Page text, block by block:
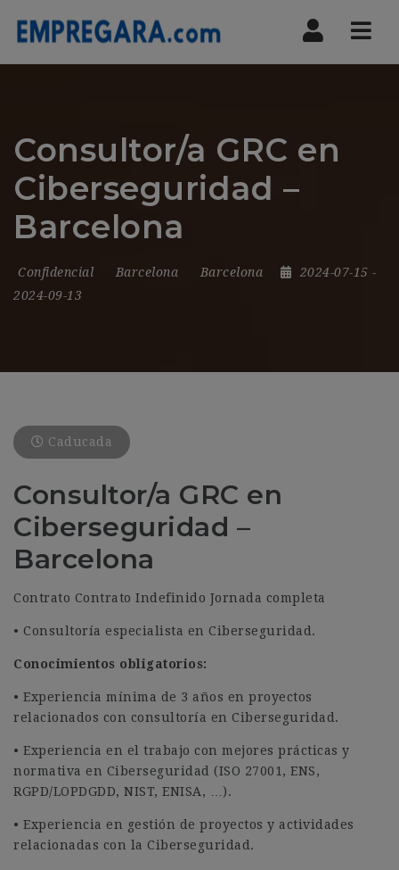
Consultor/a GRC en
Ciberseguridad –
Barcelona
Confidencial Barcelona Barcelona 2024-07-15 -
2024-09-13
Caducada
Consultor/a GRC en
Ciberseguridad –
Barcelona
Contrato Contrato Indefinido Jornada completa
• Consultoría especialista en Ciberseguridad.
Conocimientos obligatorios:
• Experiencia mínima de 3 años en proyectos
relacionados con consultoría en Ciberseguridad.
• Experiencia en el trabajo con mejores prácticas y
normativa en Ciberseguridad (ISO 27001, ENS,
RGPD/LOPDGDD, NIST, ENISA, …).
• Experiencia en gestión de proyectos y actividades
relacionadas con la Ciberseguridad.